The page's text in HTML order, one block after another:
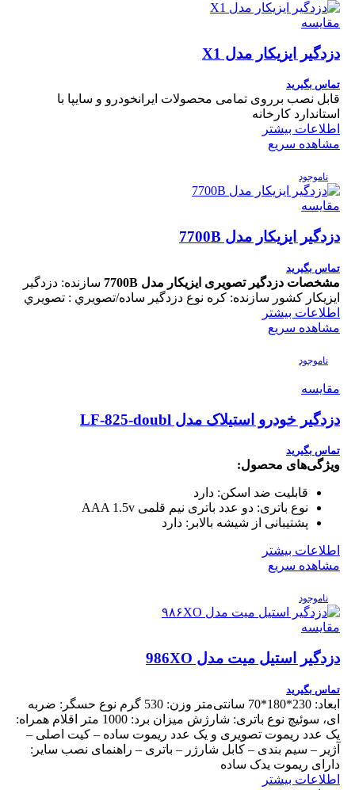
مقایسه
دزدگیر ایزیکار مدل X1
تماس بگیرید
قابل نصب برروی تمامی محصولات ایرانخودرو و سایپا با
استاندارد کارخانه
اطلاعات بیشتر
مشاهده سریع
ناموجود
مقایسه
دزدگیر ایزیکار مدل 7700B
تماس بگیرید
مشخصات دزدگير تصویری ایزیکار مدل 7700B
سازنده: دزدگیر
ایزیکار کشور سازنده: کره نوع دزدگير ساده/تصويري : تصويري
اطلاعات بیشتر
مشاهده سریع
ناموجود
مقایسه
دزدگیر خودرو استیلاک مدل LF-825-doubl
تماس بگیرید
ویژگی‌های محصول:
قابلیت ضد اسکن: دارد
نوع باتری: دو عدد باتری نیم قلمی AAA 1.5v
پشتیبانی از شیشه بالابر: دارد
اطلاعات بیشتر
مشاهده سریع
ناموجود
مقایسه
دزدگیر استیل میت مدل 986XO
تماس بگیرید
ابعاد: 230*180*70 سانتی‌متر وزن: 530 گرم نوع حسگر: ضربه
ای، سوئیچ نوع باتری: شارژش میزان برد: 1000 متر اقلام همراه:
یک عدد ریموت تصویری و یک عدد ریموت ساده – کیت اصلی –
آژیر – سیم بندی – کابل شارژر – باتری – راهنمای نصب سایر:
دارای ریموت یدک ساده
اطلاعات بیشتر